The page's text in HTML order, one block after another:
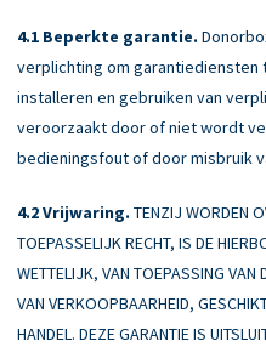
Beperkte garantie.
verplichting om
installeren en gebruiken van
veroorzaakt door of niet wordt
bedieningsfout of door misbruik
Vrijwaring. TENZIJ WORDEN
TOEPASSELIJK RECHT, IS DE
WETTELIJK, VAN TOEPASSING VAN
VAN VERKOOPBAARHEID,
HANDEL. DEZE GARANTIE IS